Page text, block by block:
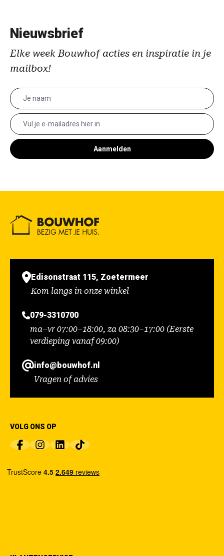
Nieuwsbrief
Elke week Bouwhof acties en inspiratie in je
mailbox!
Aanmelden
Edisonstraat 115, Zoetermeer
Kom langs in onze winkel
079-3310700
ma–vr 07:00–18:00, za 08:30–17:00 (Eerste
verdieping vanaf 09:00)
info@bouwhof.nl
Vragen of advies
VOLG ONS OP